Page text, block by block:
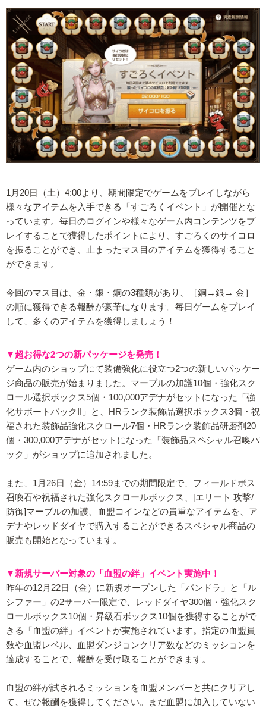
1月20日（土）4:00より、期間限定でゲームをプレイしながら
様々なアイテムを入手できる「すごろくイベント」が開催とな
っています。毎日のログインや様々なゲーム内コンテンツをプ
レイすることで獲得したポイントにより、すごろくのサイコロ
を振ることができ、止まったマス目のアイテムを獲得すること
ができます。
今回のマス目は、金・銀・銅の3種類があり、［銅→銀→ 金］
の順に獲得できる報酬が豪華になります。毎日ゲームをプレイ
して、多くのアイテムを獲得しましょう！
▼超お得な2つの新パッケージを発売！
ゲーム内のショップにて装備強化に役立つ2つの新しいパッケー
ジ商品の販売が始まりました。マーブルの加護10個・強化スク
ロール選択ボックス5個・100,000アデナがセットになった「強
化サポートパックII」と、HRランク装飾品選択ボックス3個・祝
福された装飾品強化スクロール7個・HRランク装飾品研磨剤20
個・300,000アデナがセットになった「装飾品スペシャル召喚パ
ック」がショップに追加されました。
また、1月26日（金）14:59までの期間限定で、フィールドボス
召喚石や祝福された強化スクロールボックス、[エリート 攻撃/
防御]マーブルの加護、血盟コインなどの貴重なアイテムを、ア
デナやレッドダイヤで購入することができるスペシャル商品の
販売も開始となっています。
▼新規サーバー対象の「血盟の絆」イベント実施中！
昨年の12月22日（金）に新規オープンした「パンドラ」と「ル
シファー」の2サーバー限定で、レッドダイヤ300個・強化スク
ロールボックス10個・昇級石ボックス10個を獲得することがで
きる「血盟の絆」イベントが実施されています。指定の血盟員
数や血盟レベル、血盟ダンジョンクリア数などのミッションを
達成することで、報酬を受け取ることができます。
血盟の絆が試されるミッションを血盟メンバーと共にクリアし
て、ぜひ報酬を獲得してください。まだ血盟に加入していない